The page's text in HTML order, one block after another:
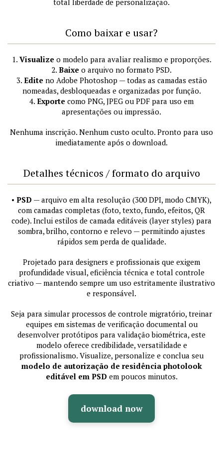
total liberdade de personalização.
Como baixar e usar?
1. Visualize o modelo para avaliar realismo e proporções.
2. Baixe o arquivo no formato PSD.
3. Edite no Adobe Photoshop — todas as camadas estão
nomeadas, desbloqueadas e organizadas por função.
4. Exporte como PNG, JPEG ou PDF para uso em
apresentações ou impressão.
Nenhuma inscrição. Nenhum custo oculto. Pronto para uso
imediatamente após o download.
Detalhes técnicos / formato do arquivo
• PSD — arquivo em alta resolução (300 DPI, modo CMYK),
com camadas completas (foto, texto, fundo, efeitos, QR
code). Inclui estilos de camada editáveis (layer styles) para
sombra, brilho, contorno e relevo — permitindo ajustes
rápidos sem perda de qualidade.
Projetado para designers e profissionais que exigem
profundidade visual, eficiência técnica e total controle
criativo — mantendo sempre um uso estritamente ilustrativo
e responsável.
Seja para simular processos de controle migratório, treinar
equipes em sistemas de verificação documental ou
desenvolver protótipos para validação biométrica, este
modelo oferece credibilidade, versatilidade e
profissionalismo. Visualize, personalize e conclua seu
modelo de autorização de residência photolook
editável em PSD em poucos minutos.
download now